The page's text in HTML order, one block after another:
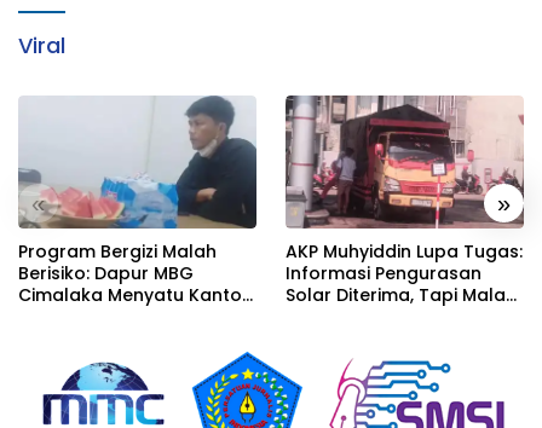
Viral
« »
Program Bergizi Malah
Berisiko: Dapur MBG
Cimalaka Menyatu Kantor
AKP Muhyiddin Lupa Tugas:
Informasi Pengurasan
Solar Diterima, Tapi Malah